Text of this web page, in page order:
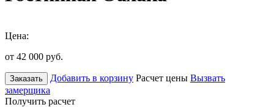
Цена:
от 42 000 руб.
Заказать Добавить в корзину Расчет цены Вызвать
замерщика
Получить расчет